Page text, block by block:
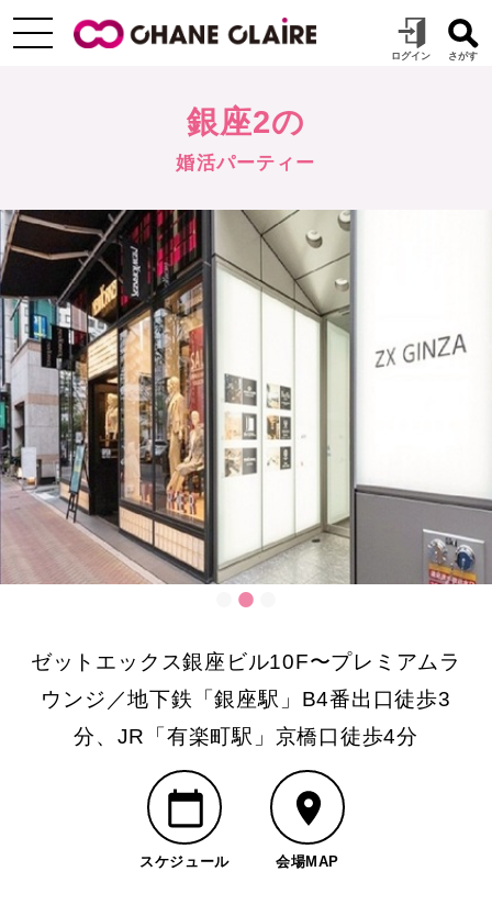
銀座2の
婚活パーティー
ゼットエックス銀座ビル10F〜プレミアムラ
ウンジ／地下鉄「銀座駅」B4番出口徒歩3
分、JR「有楽町駅」京橋口徒歩4分
スケジュール 会場MAP